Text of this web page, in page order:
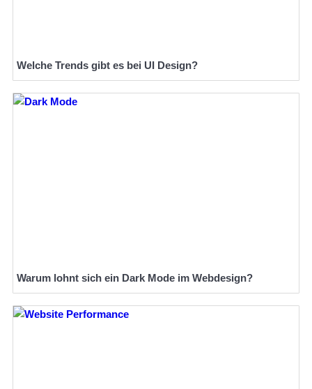
Welche Trends gibt es bei UI Design?
Warum lohnt sich ein Dark Mode im Webdesign?